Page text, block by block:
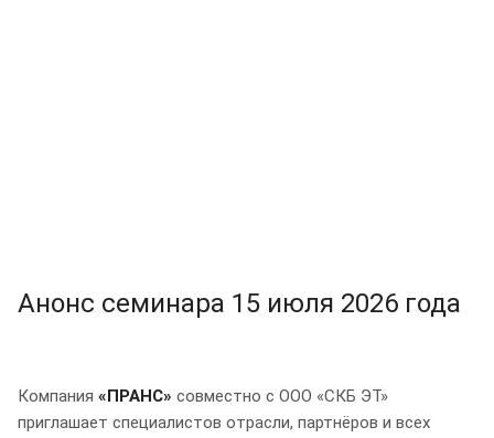
Анонс семинара 15 июля 2026 года
Компания «ПРАНС» совместно с ООО «СКБ ЭТ»
приглашает специалистов отрасли, партнёров и всех